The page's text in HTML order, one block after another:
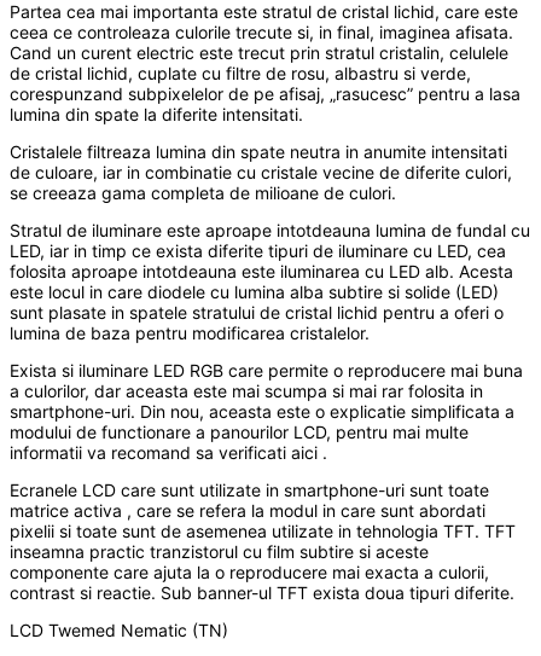
Partea cea mai importanta este stratul de cristal lichid, care este
ceea ce controleaza culorile trecute si, in final, imaginea afisata.
Cand un curent electric este trecut prin stratul cristalin, celulele
de cristal lichid, cuplate cu filtre de rosu, albastru si verde,
corespunzand subpixelelor de pe afisaj, „rasucesc” pentru a lasa
lumina din spate la diferite intensitati.
Cristalele filtreaza lumina din spate neutra in anumite intensitati
de culoare, iar in combinatie cu cristale vecine de diferite culori,
se creeaza gama completa de milioane de culori.
Stratul de iluminare este aproape intotdeauna lumina de fundal cu
LED, iar in timp ce exista diferite tipuri de iluminare cu LED, cea
folosita aproape intotdeauna este iluminarea cu LED alb. Acesta
este locul in care diodele cu lumina alba subtire si solide (LED)
sunt plasate in spatele stratului de cristal lichid pentru a oferi o
lumina de baza pentru modificarea cristalelor.
Exista si iluminare LED RGB care permite o reproducere mai buna
a culorilor, dar aceasta este mai scumpa si mai rar folosita in
smartphone-uri. Din nou, aceasta este o explicatie simplificata a
modului de functionare a panourilor LCD, pentru mai multe
informatii va recomand sa verificati aici .
Ecranele LCD care sunt utilizate in smartphone-uri sunt toate
matrice activa , care se refera la modul in care sunt abordati
pixelii si toate sunt de asemenea utilizate in tehnologia TFT. TFT
inseamna practic tranzistorul cu film subtire si aceste
componente care ajuta la o reproducere mai exacta a culorii,
contrast si reactie. Sub banner-ul TFT exista doua tipuri diferite.
LCD Twemed Nematic (TN)